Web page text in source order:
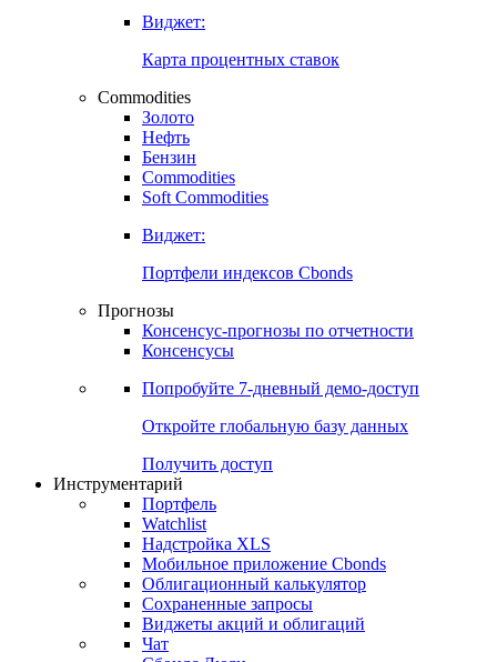
Страницы стран
Росстат
Виджет:
Карта процентных ставок
Commodities
Золото
Бензин
Soft Commodities
Виджет:
Портфели индексов Cbonds
Прогнозы
Консенсусы
Попробуйте7-дневный
Откройте глобальную базу данных
Получить доступ
Инструментарий
Портфель
Watchlist
Надстройка XLS
Мобильное приложение Cbonds